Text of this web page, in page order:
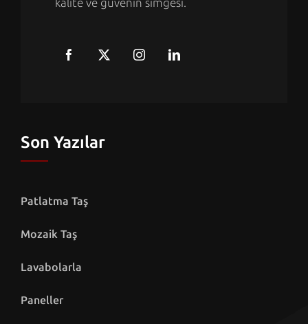
kalite ve güvenin simgesi.
Son Yazılar
Patlatma Taş
Mozaik Taş
Lavabolarla
Paneller